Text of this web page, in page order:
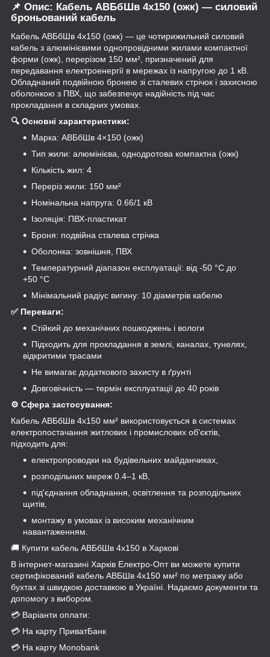
📌 Опис: Кабель АВБбШв 4х150 (ожк) — силовий
броньований кабель
Кабель АВБбШв 4х150 (ожк) — це чотирижильний силовий
кабель з алюмінієвими однопровідними жилами компактної
форми (ожк), перерізом 150 мм², призначений для
передавання електроенергії в мережах із напругою до 1 кВ.
Обладнаний подвійною бронею зі сталевих стрічок і захисною
оболонкою з ПВХ, що забезпечує надійність під час
прокладання в складних умовах.
🔍 Основні характеристики:
Марка: АВБбШв 4×150 (ожк)
Тип жили: алюмінієва, однодротова компактна (ожк)
Кількість жил: 4
Переріз жили: 150 мм²
Номінальна напруга: 0.66/1 кВ
Ізоляція: ПВХ-пластикат
Броня: подвійна сталева стрічка
Оболонка: зовнішня, ПВХ
Температурний діапазон експлуатації: від -50 °C до
+50 °C
Мінімальний радіус вигину: 10 діаметрів кабелю
✅ Переваги:
Стійкий до механічних пошкоджень і вологи
Підходить для прокладання в землі, каналах, тунелях,
відкритими трасами
Не вимагає додаткового захисту в ґрунті
Довговічність — термін експлуатації до 40 років
⚙️ Сфера застосування:
Кабель АВБбШв 4x150 мм² використовується в системах
електропостачання житлових і промислових об'єктів,
підходить для:
електропроводки на будівельних майданчиках,
розподільних мереж 0.4–1 кВ,
під'єднання обладнання, освітлення та розподільних
щитів,
монтажу в умовах із високим механічним
навантаженням.
🚚 Купити кабель АВБбШв 4х150 в Харкові
В інтернет-магазині Харків Електро-Опт ви можете купити
сертифікований кабель АВБШв 4x150 мм² по метражу або
бухтах зі швидкою доставкою в Україні. Надаємо документи та
допомогу з вибором.
💳 Варіанти оплати:
💳 На карту ПриватБанк
💳 На карту Monobank